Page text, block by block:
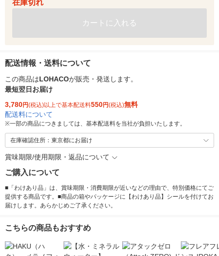
在庫切れ
カートに入れる
配送情報・送料について
この商品はLOHACOが販売・発送します。
最短翌日お届け
3,780円(税込)以上で基本配送料550円(税込)無料
配送料について
※一部の商品につきましては、基本配送料を当社が負担いたします。
在庫確認住所：東京都にお届け
賞味期限/使用期限・返品について
ご購入について
■「わけあり品」は、賞味期限・消費期限が近いなどの理由で、特別価格にてご
提供する商品です。■商品の箱やパッケージに【わけあり品】シールを付けてお
届けします。あらかじめご了承ください。
こちらの商品もおすすめ